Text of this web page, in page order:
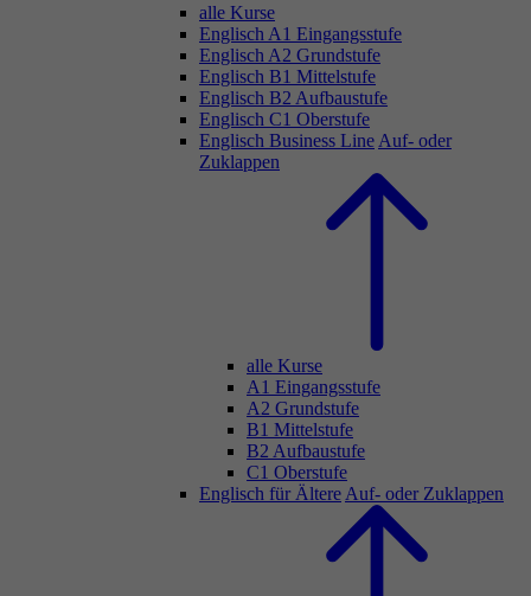
alle Kurse
Englisch A1 Eingangsstufe
Englisch A2 Grundstufe
Englisch B1 Mittelstufe
Englisch B2 Aufbaustufe
Englisch C1 Oberstufe
Englisch Business Line Auf- oder
Zuklappen
alle Kurse
A1 Eingangsstufe
A2 Grundstufe
B1 Mittelstufe
B2 Aufbaustufe
C1 Oberstufe
Englisch für Ältere Auf- oder Zuklappen